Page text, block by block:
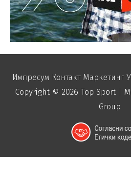
Импресум Контакт Маркетинг
Copyright © 2026 Top Sport|
Group